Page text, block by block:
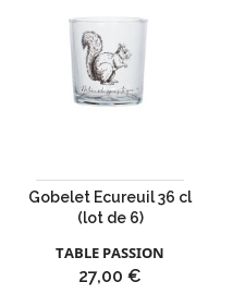
Gobelet Ecureuil 36 cl
(lot de 6)
TABLE PASSION
Prix
27,00 €